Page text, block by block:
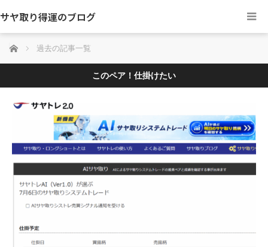
サヤ取り得運のブログ
ホーム 過去の記事一覧
このペア！仕掛けたい